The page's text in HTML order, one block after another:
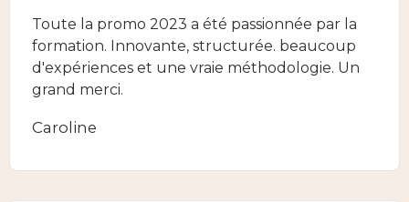
Toute la promo 2023 a été passionnée par la
formation. Innovante, structurée. beaucoup
d'expériences et une vraie méthodologie. Un
grand merci.
Caroline